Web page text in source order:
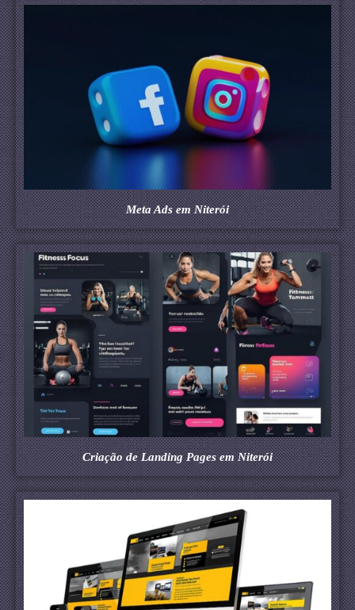
Meta Ads em Niterói
Criação de Landing Pages em Niterói